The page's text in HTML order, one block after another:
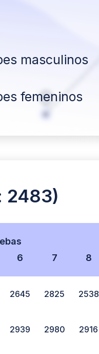
masculinos
femeninos
2483)
6 7 8
2645 2825 2538
2939 2980 2916